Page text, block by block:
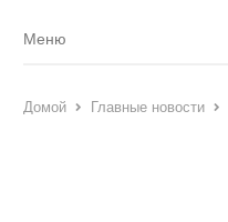
Menu
Меню
Домой Главные новости